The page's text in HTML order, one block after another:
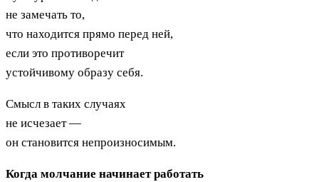
не замечать то,
что находится прямо перед ней,
если это противоречит
устойчивому образу себя.
Смысл в таких случаях
не исчезает —
он становится непроизносимым.
Когда молчание начинает работать